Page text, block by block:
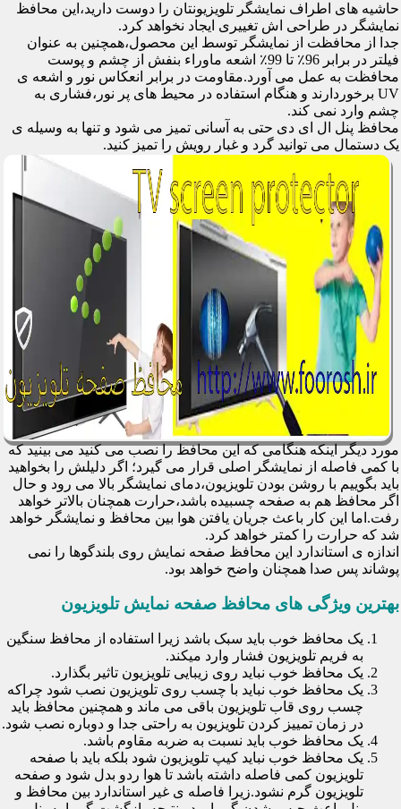
حاشیه های اطراف نمایشگر تلویزیونتان را دوست دارید،این محافظ
نمایشگر در طراحی اش تغییری ایجاد نخواهد کرد.
جدا از محافظت از نمایشگر توسط این محصول،همچنین به عنوان
فیلتر در برابر 96٪ تا 99٪ اشعه ماوراء بنفش از چشم و پوست
محافظت به عمل می آورد.مقاومت در برابر انعکاس نور و اشعه ی
UV برخوردارند و هنگام استفاده در محیط های پر نور،فشاری به
چشم وارد نمی کند.
محافظ پنل ال ای دی حتی به آسانی تمیز می شود و تنها به وسیله ی
یک دستمال می توانید گرد و غبار رویش را تمیز کنید.
مورد دیگر اینکه هنگامی که این محافظ را نصب می کنید می بینید که
با کمی فاصله از نمایشگر اصلی قرار می گیرد؛ اگر دلیلش را بخواهید
باید بگوییم با روشن بودن تلویزیون،دمای نمایشگر بالا می رود و حال
اگر محافظ هم به صفحه چسبیده باشد،حرارت همچنان بالاتر خواهد
رفت.اما این کار باعث جریان یافتن هوا بین محافظ و نمایشگر خواهد
شد که حرارت را کمتر خواهد کرد.
اندازه ی استاندارد این محافظ صفحه نمایش روی بلندگوها را نمی
پوشاند پس صدا همچنان واضح خواهد بود.
بهترین ویژگی های محافظ صفحه نمایش تلویزیون
یک محافظ خوب باید سبک باشد زیرا استفاده از محافظ سنگین
به فریم تلویزیون فشار وارد میکند.
یک محافظ خوب نباید روی زیبایی تلویزیون تاثیر بگذارد.
یک محافظ خوب نباید با چسب روی تلویزیون نصب شود چراکه
چسب روی قاب تلویزیون باقی می ماند و همچنین محافظ باید
در زمان تمییز کردن تلویزیون به راحتی جدا و دوباره نصب شود.
یک محافظ خوب باید نسبت به ضربه مقاوم باشد.
یک محافظ خوب نباید کیپ تلویزیون شود بلکه باید با صفحه
تلویزیون کمی فاصله داشته باشد تا هوا ردو بدل شود و صفحه
تلویزیون گرم نشود.زیرا فاصله ی غیر استاندارد بین محافظ و